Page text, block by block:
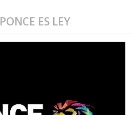
PONCE ES LEY